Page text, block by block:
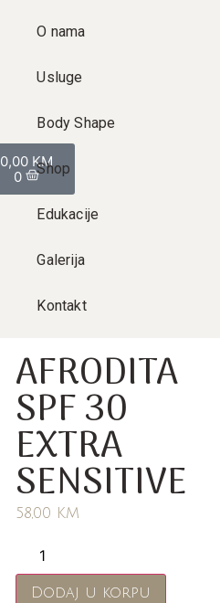
0,00 KM
0
O nama
Usluge
Body Shape
Shop
Edukacije
Galerija
Kontakt
AFRODITA
SPF 30
EXTRA
SENSITIVE
58,00 KM
Dodaj u korpu